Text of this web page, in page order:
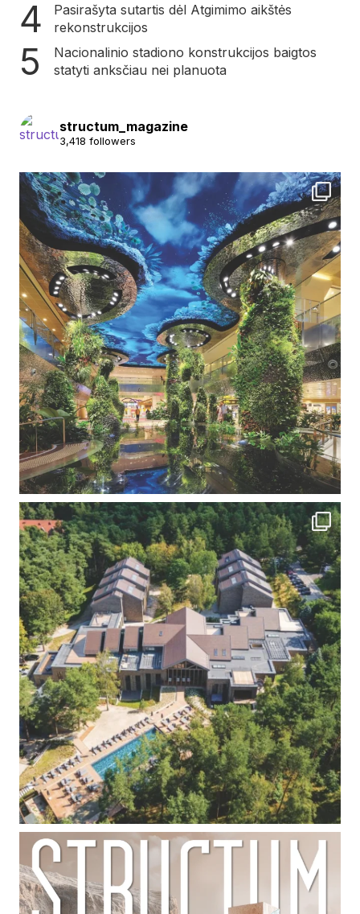
Pasirašyta sutartis dėl Atgimimo aikštės
rekonstrukcijos
Nacionalinio stadiono konstrukcijos baigtos
statyti anksčiau nei planuota
structum_magazine
3,418 followers